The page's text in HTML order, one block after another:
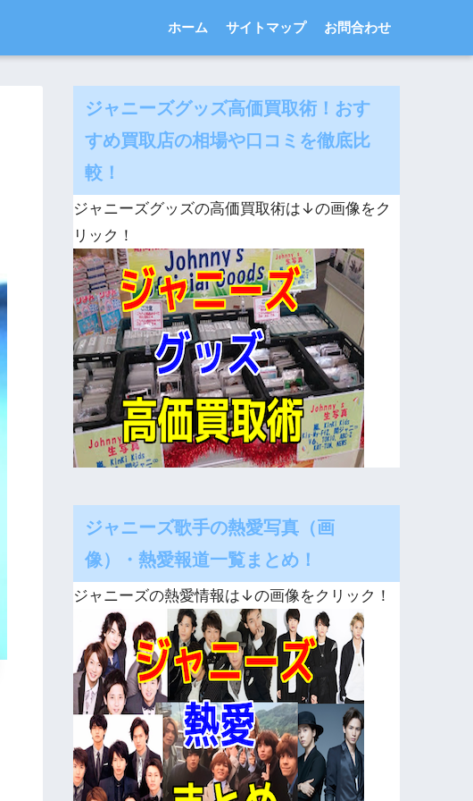
ホーム サイトマップ お問合わせ
ジャニーズグッズ高価買取術！おす
すめ買取店の相場や口コミを徹底比
較！
ジャニーズグッズの高価買取術は↓の画像をク
リック！
ジャニーズ歌手の熱愛写真（画
像）・熱愛報道一覧まとめ！
ジャニーズの熱愛情報は↓の画像をクリック！